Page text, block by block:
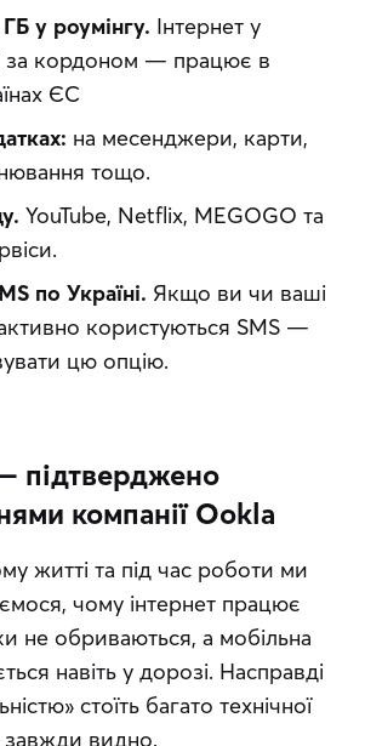
у роумінгу. Інтернет у
за кордоном — працює в
ЄС
на месенджери, карти,
тощо.
YouTube, Netflix, MEGOGO та
по Україні. Якщо ви чи ваші
користуються SMS —
цю опцію.
підтверджено
компанії Ookla
житті та під час роботи ми
чому інтернет працює
не обриваються, а мобільна
навіть у дорозі. Насправді
стоїть багато технічної
видно.